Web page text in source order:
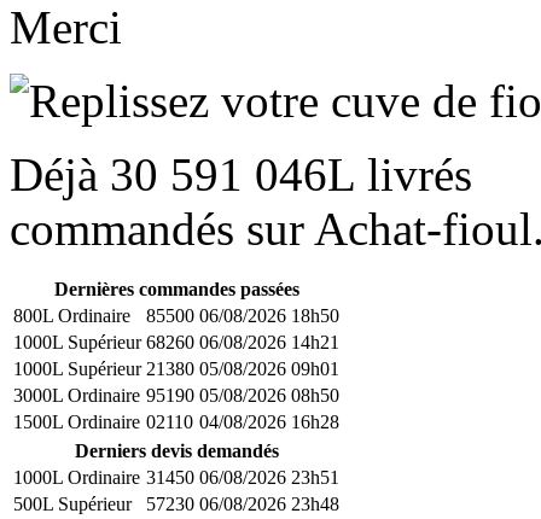
Merci
Déjà 30 591 046L livrés
commandés sur Achat-
Dernières commandes passées
800L Ordinaire
85500 06/08/2026 18h50
1000L Supérieur 68260 06/08/2026 14h21
1000L Supérieur 21380 05/08/2026 09h01
3000L Ordinaire 95190 05/08/2026 08h50
1500L Ordinaire 02110 04/08/2026 16h28
Derniers devis demandés
1000L Ordinaire 31450 06/08/2026 23h51
500L Supérieur
57230 06/08/2026 23h48